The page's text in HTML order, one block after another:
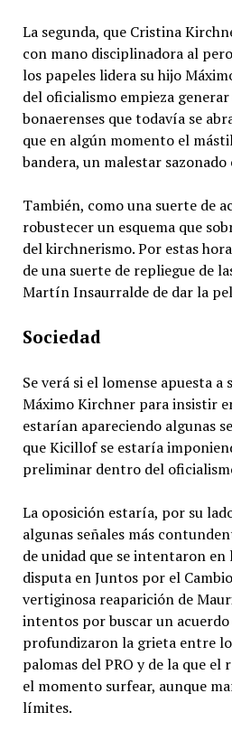
La segunda, que Cristina
con mano disciplinadora al
los papeles lidera su hijo
del oficialismo empieza
bonaerenses que todavía se
que en algún momento el
bandera, un malestar sazonado
También, como una suerte de
robustecer un esquema que
del kirchnerismo. Por estas
de una suerte de repliegue de
Martín Insaurralde de dar la
Sociedad
Se verá si el lomense apuesta a
Máximo Kirchner para insistir
estarían apareciendo algunas
que Kicillof se estaría
preliminar dentro del
La oposición estaría, por su
algunas señales más
de unidad que se intentaron
disputa en Juntos por el
vertiginosa reaparición de
intentos por buscar un
profundizaron la grieta entre
palomas del PRO y de la que el
el momento surfear, aunque
límites.